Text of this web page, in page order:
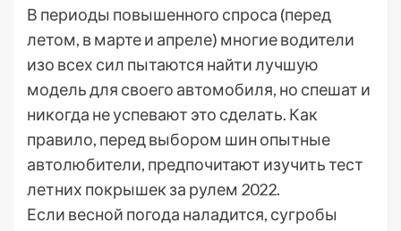
В периоды повышенного спроса (перед
летом, в марте и апреле) многие водители
изо всех сил пытаются найти лучшую
модель для своего автомобиля, но спешат и
никогда не успевают это сделать. Как
правило, перед выбором шин опытные
автолюбители, предпочитают изучить тест
летних покрышек за рулем 2022.
Если весной погода наладится, сугробы